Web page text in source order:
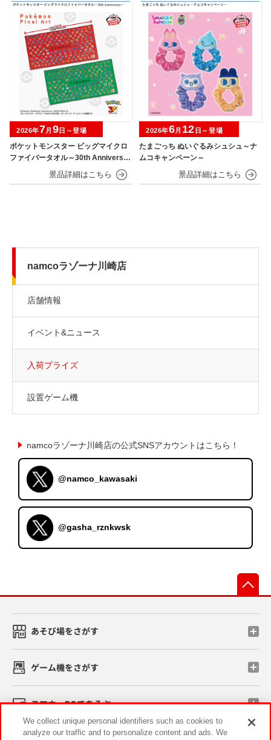
ポケットモンスター ビッグマイクロ
ファイバータオル～30th Anniversar
2026年7月 9日～登場
たまごっち ぬいぐるみシュシュ～ナ
ムコキャンペーン～
2026年6月 12 日～登場
namcoラゾーナ川崎店
店舗情報
イベント&ニュース
入荷プライズ
設置ゲーム機
namcoラゾーナ川崎店の公式SNSアカウントはこちら！
@namco_kawasaki
@gasha_rznkwsk
あそび場をさがす
ゲーム機をさがす
スマホ・PCであそぶ
We collect unique personal identifiers such as cookies to
analyze our traffic and to personalize content and ads. We